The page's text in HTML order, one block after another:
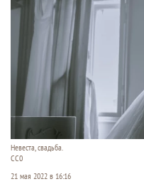
Невеста, свадьба.
СС0
21 мая 2022 в 16:16